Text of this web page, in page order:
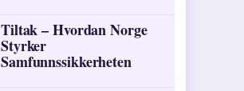
Tiltak – Hvordan Norge
Styrker
Samfunnssikkerheten